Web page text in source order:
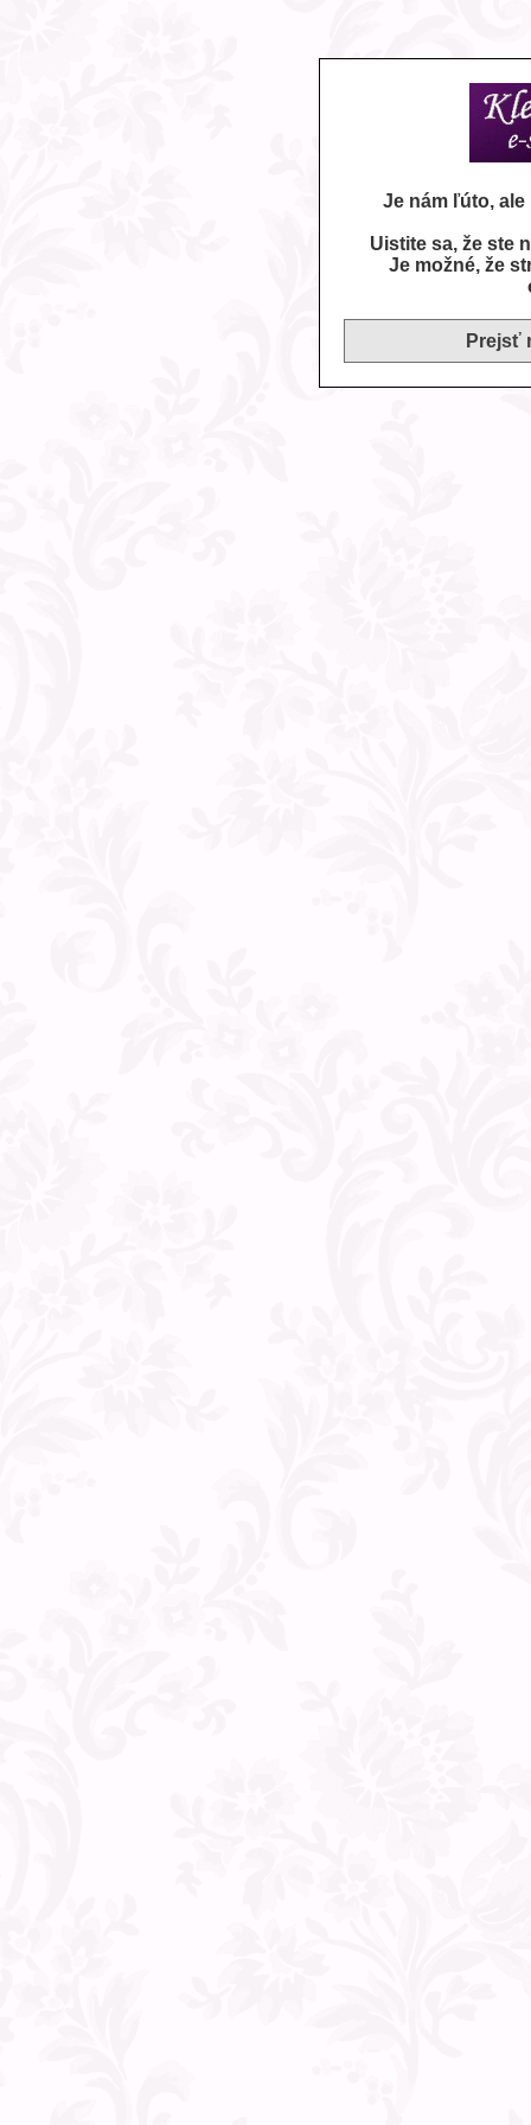
Je nám ľúto,
Uistite sa, že ste
Je možné, že
Prejsť